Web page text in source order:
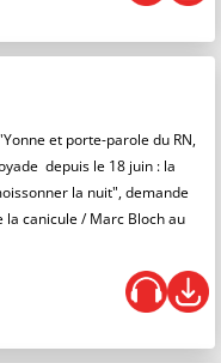
et porte-parole du RN,
depuis le 18 juin : la
la nuit", demande
canicule / Marc Bloch au